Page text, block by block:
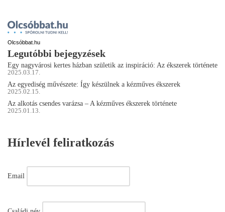
Olcsóbbat.hu
Legutóbbi bejegyzések
Egy nagyvárosi kertes házban születik az inspiráció: Az ékszerek története
2025.03.17.
Az egyediség művészete: Így készülnek a kézműves ékszerek
2025.02.15.
Az alkotás csendes varázsa – A kézműves ékszerek története
2025.01.13.
Hírlevél feliratkozás
Email